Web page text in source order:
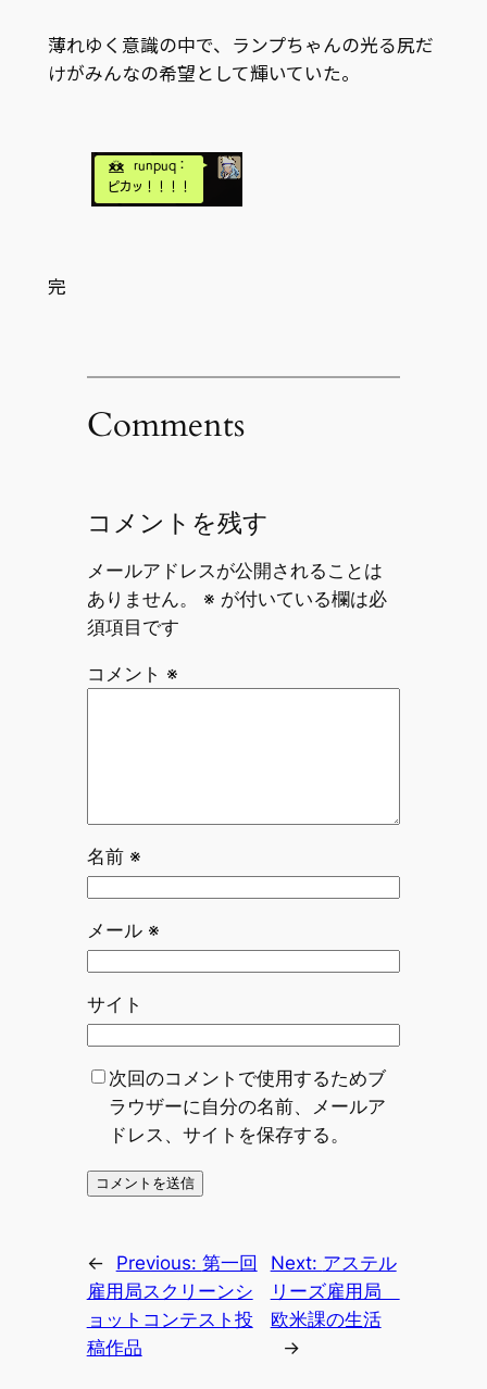
薄れゆく意識の中で、ランプちゃんの光る尻だ
けがみんなの希望として輝いていた。
完
Comments
コメントを残す
メールアドレスが公開されることは
ありません。
※ が付いている欄は必
須項目です
コメント ※
名前 ※
メール ※
サイト
次回のコメントで使用するためブ
ラウザーに自分の名前、メールア
ドレス、サイトを保存する。
← Previous: 第一回
雇用局スクリーンシ
ョットコンテスト投
稿作品
Next: アステル
リーズ雇用局
欧米課の生活
→